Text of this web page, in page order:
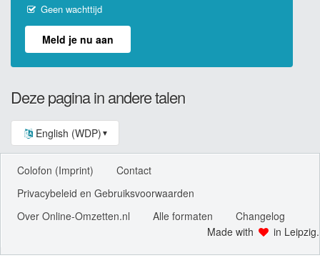
Geen wachttijd
Meld je nu aan
Deze pagina in andere talen
English (WDP) ▼
Colofon (Imprint)
Contact
Privacybeleid en Gebruiksvoorwaarden
Over Online-Omzetten.nl
Alle formaten
Changelog
Made with
in Leipzig.